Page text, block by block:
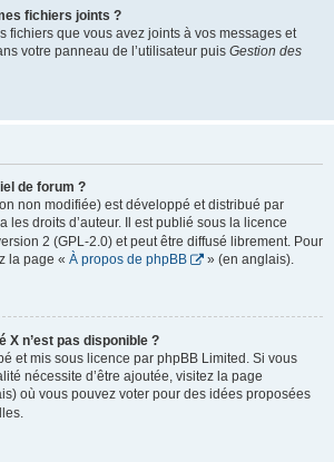
fichiers joints ?
fichiers que vous avez joints à vos messages et
votre panneau de l’utilisateur puis Gestion des
de forum ?
non modifiée) est développé et distribué par
les droits d’auteur. Il est publié sous la licence
2 (GPL-2.0) et peut être diffusé librement. Pour
la page « À propos de phpBB » (en anglais).
X n’est pas disponible ?
et mis sous licence par phpBB Limited. Si vous
nécessite d’être ajoutée, visitez la page
où vous pouvez voter pour des idées proposées